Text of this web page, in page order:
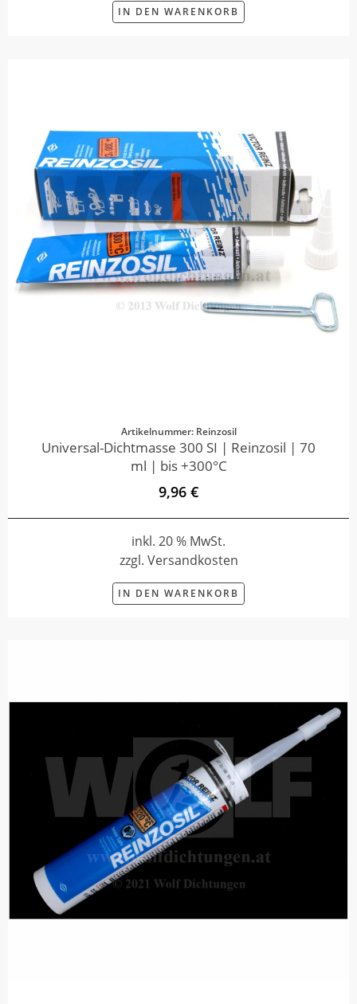
IN DEN WARENKORB
Artikelnummer: Reinzosil
Universal-Dichtmasse 300 SI | Reinzosil | 70
ml | bis +300°C
9,96 €
inkl. 20 % MwSt.
zzgl. Versandkosten
IN DEN WARENKORB